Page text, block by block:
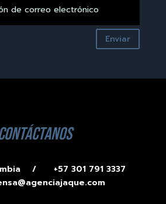
Enviar
/
+57 301 791 3337